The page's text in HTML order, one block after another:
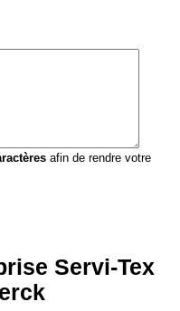
afin de rendre votre
Servi-Tex